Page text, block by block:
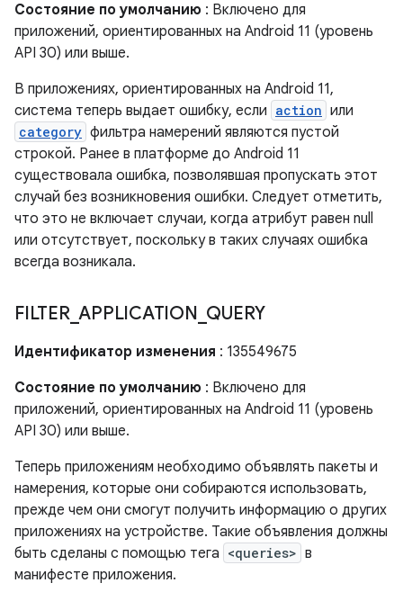
Состояние по умолчанию : Включено для
приложений, ориентированных на Android 11 (уровень
API 30) или выше.
В приложениях, ориентированных на Android 11,
система теперь выдает ошибку, если action или
category фильтра намерений являются пустой
строкой. Ранее в платформе до Android 11
существовала ошибка, позволявшая пропускать этот
случай без возникновения ошибки. Следует отметить,
что это не включает случаи, когда атрибут равен null
или отсутствует, поскольку в таких случаях ошибка
всегда возникала.
FILTER_APPLICATION QUERY
Идентификатор изменения : 135549675
Состояние по умолчанию : Включено для
приложений, ориентированных на Android 11 (уровень
API 30) или выше.
Теперь приложениям необходимо объявлять пакеты и
намерения, которые они собираются использовать,
прежде чем они смогут получить информацию о других
приложениях на устройстве. Такие объявления должны
быть сделаны с помощью тега <queries> в
манифесте приложения.